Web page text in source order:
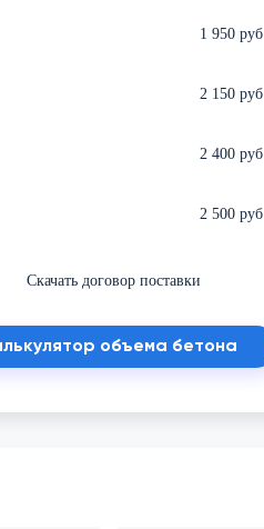
1 950 руб
2 150 руб
2 400 руб
2 500 руб
Скачать договор поставки
объема бетона